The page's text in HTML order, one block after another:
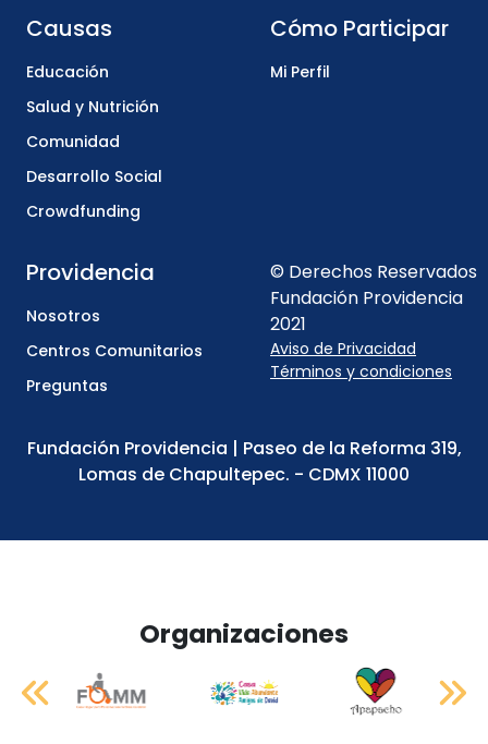
Causas
Educación
Salud y Nutrición
Comunidad
Desarrollo Social
Crowdfunding
Cómo Participar
Mi Perfil
Providencia
Nosotros
Centros Comunitarios
Preguntas
© Derechos Reservados
Fundación Providencia
2021
Aviso de Privacidad
Términos y condiciones
Fundación Providencia | Paseo de la Reforma 319,
Lomas de Chapultepec. - CDMX 11000
Organizaciones